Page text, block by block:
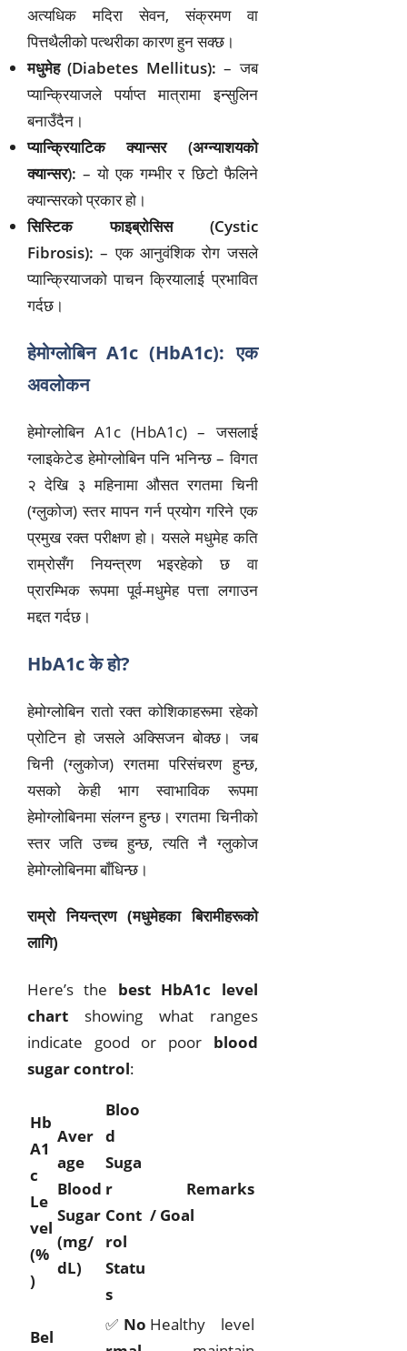
अत्यधिक मदिरा सेवन, संक्रमण वा
पित्तथैलीको पत्थरीका कारण हुन सक्छ।
मधुमेह (Diabetes Mellitus): – जब
प्यान्क्रियाजले पर्याप्त मात्रामा इन्सुलिन
बनाउँदैन।
प्यान्क्रियाटिक क्यान्सर (अग्न्याशयको
क्यान्सर): – यो एक गम्भीर र छिटो फैलिने
क्यान्सरको प्रकार हो।
सिस्टिक फाइब्रोसिस (Cystic
Fibrosis): – एक आनुवंशिक रोग जसले
प्यान्क्रियाजको पाचन क्रियालाई प्रभावित
गर्दछ।
हेमोग्लोबिन A1c (HbA1c): एक
अवलोकन
हेमोग्लोबिन A1c (HbA1c) – जसलाई
ग्लाइकेटेड हेमोग्लोबिन पनि भनिन्छ – विगत
२ देखि ३ महिनामा औसत रगतमा चिनी
(ग्लुकोज) स्तर मापन गर्न प्रयोग गरिने एक
प्रमुख रक्त परीक्षण हो। यसले मधुमेह कति
राम्रोसँग नियन्त्रण भइरहेको छ वा
प्रारम्भिक रूपमा पूर्व-मधुमेह पत्ता लगाउन
मद्दत गर्दछ।
HbA1c के हो?
हेमोग्लोबिन रातो रक्त कोशिकाहरूमा रहेको
प्रोटिन हो जसले अक्सिजन बोक्छ। जब
चिनी (ग्लुकोज) रगतमा परिसंचरण हुन्छ,
यसको केही भाग स्वाभाविक रूपमा
हेमोग्लोबिनमा संलग्न हुन्छ। रगतमा चिनीको
स्तर जति उच्च हुन्छ, त्यति नै ग्लुकोज
हेमोग्लोबिनमा बाँधिन्छ।
राम्रो नियन्त्रण (मधुमेहका बिरामीहरूको
लागि)
Here’s the best HbA1c level
chart showing what ranges
indicate good or poor blood
sugar control:
Hb
A1
c
Le
vel
(%
)
Aver
age
Blood
Sugar
(mg/
dL)
Bloo
d
Suga
r
Cont
rol
Statu
s
Remarks
/ Goal
Bel
✅ No Healthy level